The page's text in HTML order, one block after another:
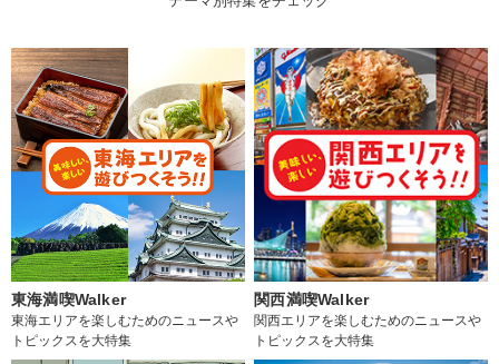
東海満喫Walker
東海エリアを楽しむためのニュースや
トピックスを大特集
関西満喫Walker
関西エリアを楽しむためのニュースや
トピックスを大特集